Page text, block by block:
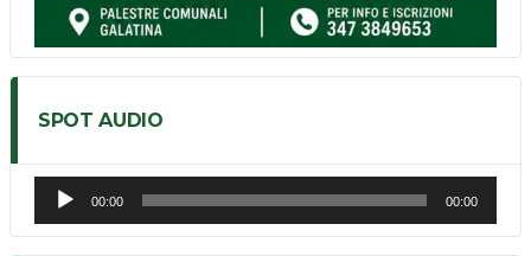
SPOT AUDIO
Audio
Player
00:00 00:00